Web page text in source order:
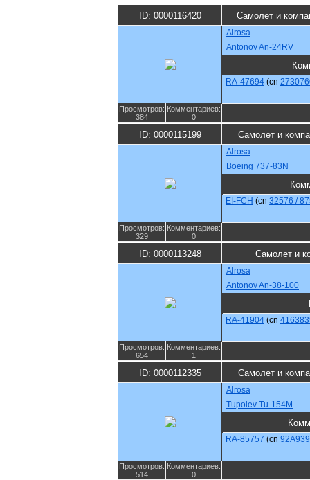
ID: 0000116420 Самолет и
Alrosa
Antonov An-24RV
RA-47694 (cn
Просмотров:
384
Комментариев:
0
ID: 0000115199 Самолет и
Alrosa
Boeing 737-83N
EI-FCH (cn 32576 /
Просмотров:
329
Комментариев:
0
ID: 0000113248 Самолет и
Alrosa
Antonov An-38-100
RA-41904 (cn
Просмотров:
654
Комментариев:
1
ID: 0000112335 Самолет и
Alrosa
Tupolev Tu-154M
RA-85757 (cn 92A939
Просмотров:
514
Комментариев:
0